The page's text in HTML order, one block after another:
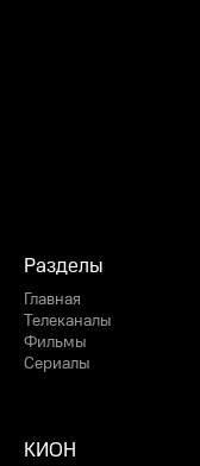
Разделы
Главная
Телеканалы
Фильмы
Сериалы
КИОН